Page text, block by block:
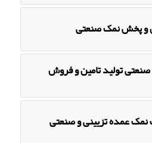
و پخش نمک صنعتی
تولید تامین و فروش
عمده تزیینی و صنعتی